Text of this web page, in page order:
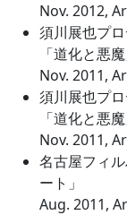
Nov. 2012,
須川展也プ
「道化と悪
Nov. 2011,
須川展也プ
「道化と悪
Nov. 2011,
名古屋フィ
ート」
Aug. 2011,